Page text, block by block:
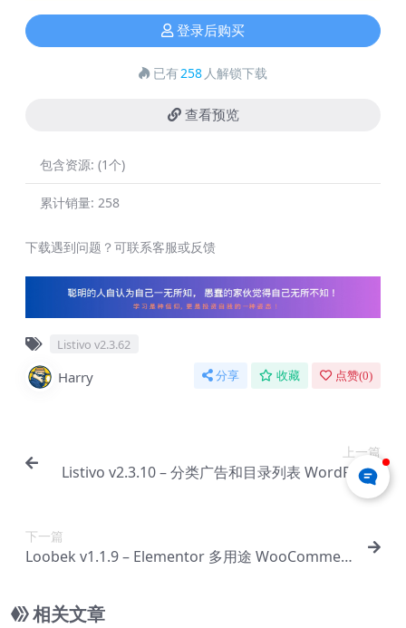
登录后购买
已有258 人解锁下载
查看预览
包含资源: (1个)
累计销量: 258
下载遇到问题？可联系客服或反馈
Listivo v2.3.62
Harry 分享 收藏 点赞(0)
上一篇
Listivo v2.3.10 – 分类广告和目录列表 WordPress
主题【Bg-0088】
下一篇
Loobek v1.1.9 – Elementor 多用途 WooCommer
相关文章